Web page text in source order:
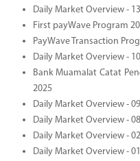
Daily Market Overview -
First payWave Program
PayWave Transaction
Daily Market Overview -
Bank Muamalat Catat
2025
Daily Market Overview -
Daily Market Overview -
Daily Market Overview -
Daily Market Overview -